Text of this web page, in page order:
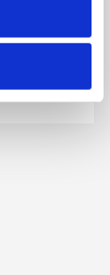
€500